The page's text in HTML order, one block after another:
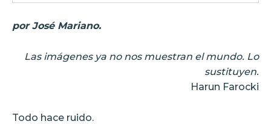
por José Mariano.
Las imágenes ya no nos muestran el mundo. Lo
sustituyen.
Harun Farocki
Todo hace ruido.